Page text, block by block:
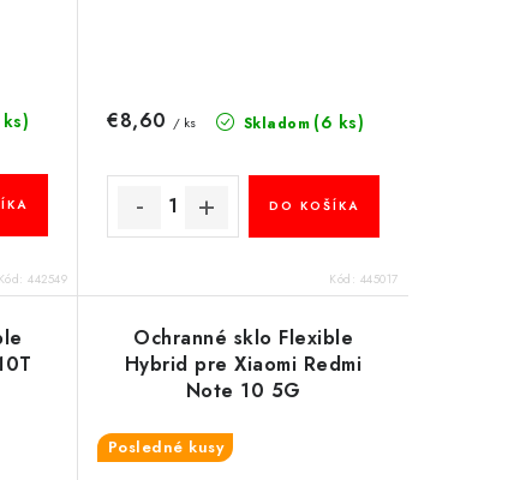
ks)
Kód:442549
Skladom (6 ks)
€8,60 / ks
DO KOŠÍKA
Kód: 445017
Ochranné sklo Flexible
Hybrid pre Xiaomi Redmi
Note 10 5G
Posledné kusy